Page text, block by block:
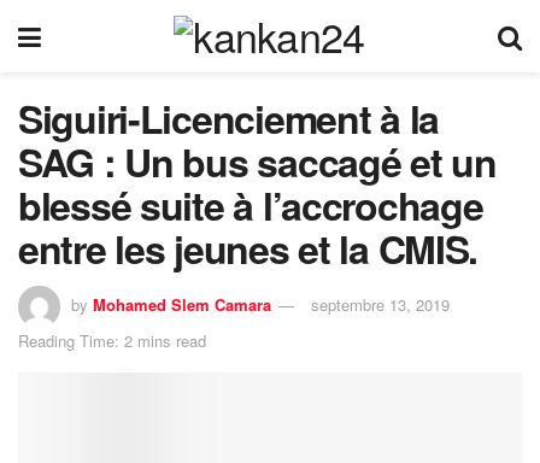
Siguiri-Licenciement à la
SAG : Un bus saccagé et un
blessé suite à l’accrochage
entre les jeunes et la CMIS.
by Mohamed Slem Camara
septembre 13, 2019
Reading Time: 2 mins read